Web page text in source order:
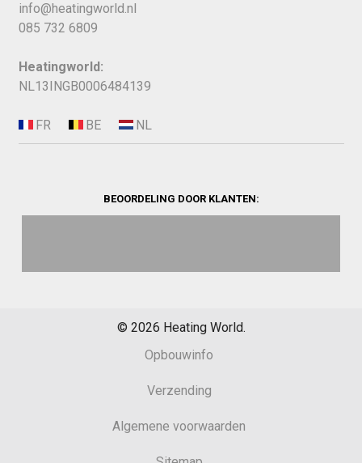
info@heatingworld.nl
085 732 6809
Heatingworld:
NL13INGB0006484139
BEOORDELING DOOR KLANTEN:
© 2026 Heating World.
Opbouwinfo
Verzending
Algemene voorwaarden